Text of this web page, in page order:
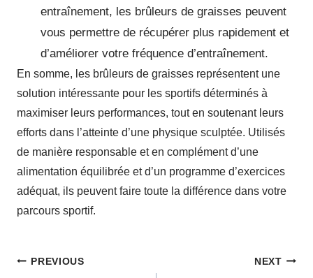
entraînement, les brûleurs de graisses peuvent
vous permettre de récupérer plus rapidement et
d’améliorer votre fréquence d’entraînement.
En somme, les brûleurs de graisses représentent une
solution intéressante pour les sportifs déterminés à
maximiser leurs performances, tout en soutenant leurs
efforts dans l’atteinte d’une physique sculptée. Utilisés
de manière responsable et en complément d’une
alimentation équilibrée et d’un programme d’exercices
adéquat, ils peuvent faire toute la différence dans votre
parcours sportif.
PREVIOUS NEXT